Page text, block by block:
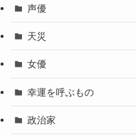
声優
天災
女優
幸運を呼ぶもの
政治家